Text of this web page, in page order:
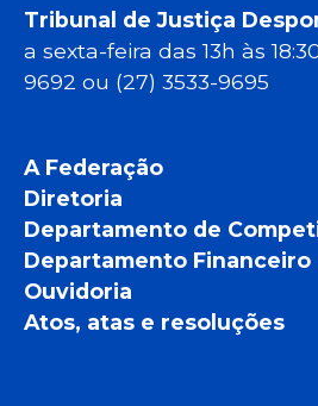
Tribunal de Justiça
a sexta-feira das 13h às
9692 ou (27) 3533-9695
A Federação
Diretoria
Departamento de
Departamento Financeiro
Ouvidoria
Atos, atas e resoluções